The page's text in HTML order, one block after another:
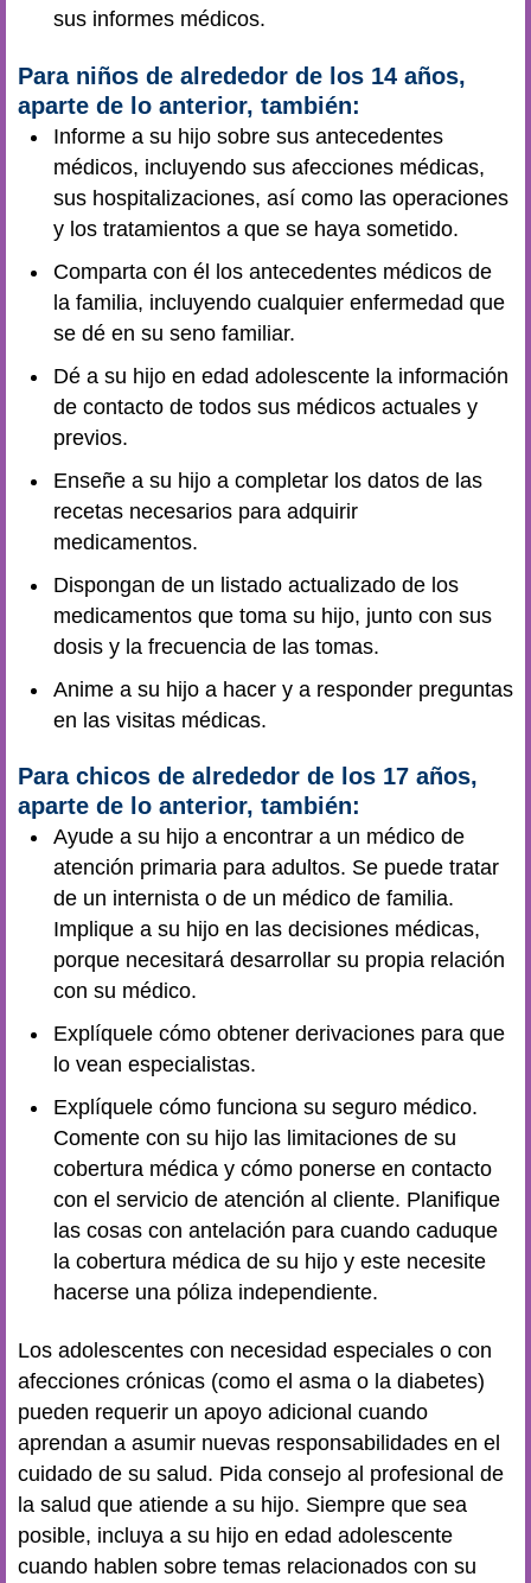
sus informes médicos.
Para niños de alrededor de los 14 años,
aparte de lo anterior, también:
Informe a su hijo sobre sus antecedentes
médicos, incluyendo sus afecciones médicas,
sus hospitalizaciones, así como las operaciones
y los tratamientos a que se haya sometido.
Comparta con él los antecedentes médicos de
la familia, incluyendo cualquier enfermedad que
se dé en su seno familiar.
Dé a su hijo en edad adolescente la información
de contacto de todos sus médicos actuales y
previos.
Enseñe a su hijo a completar los datos de las
recetas necesarios para adquirir
medicamentos.
Dispongan de un listado actualizado de los
medicamentos que toma su hijo, junto con sus
dosis y la frecuencia de las tomas.
Anime a su hijo a hacer y a responder preguntas
en las visitas médicas.
Para chicos de alrededor de los 17 años,
aparte de lo anterior, también:
Ayude a su hijo a encontrar a un médico de
atención primaria para adultos. Se puede tratar
de un internista o de un médico de familia.
Implique a su hijo en las decisiones médicas,
porque necesitará desarrollar su propia relación
con su médico.
Explíquele cómo obtener derivaciones para que
lo vean especialistas.
Explíquele cómo funciona su seguro médico.
Comente con su hijo las limitaciones de su
cobertura médica y cómo ponerse en contacto
con el servicio de atención al cliente. Planifique
las cosas con antelación para cuando caduque
la cobertura médica de su hijo y este necesite
hacerse una póliza independiente.
Los adolescentes con necesidad especiales o con
afecciones crónicas (como el asma o la diabetes)
pueden requerir un apoyo adicional cuando
aprendan a asumir nuevas responsabilidades en el
cuidado de su salud. Pida consejo al profesional de
la salud que atiende a su hijo. Siempre que sea
posible, incluya a su hijo en edad adolescente
cuando hablen sobre temas relacionados con su